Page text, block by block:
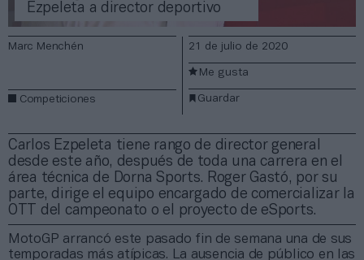
Ezpeleta a director deportivo
Marc Menchén
Competiciones
21 de julio de 2020
Guardar
Me gusta
Carlos Ezpeleta tiene rango de director general
desde este año, después de toda una carrera en el
área técnica de Dorna Sports. Roger Gastó, por su
parte, dirige el equipo encargado de comercializar la
OTT del campeonato o el proyecto de eSports.
MotoGP arrancó este pasado fin de semana una de sus
temporadas más atípicas. La ausencia de público en las